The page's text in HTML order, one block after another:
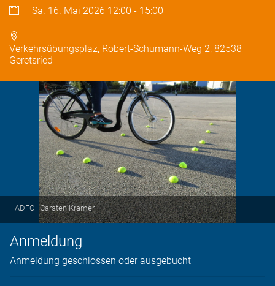
Sa. 16. Mai 2026 12:00 - 15:00
Verkehrsübungsplaz, Robert-Schumann-Weg 2, 82538
Geretsried
ADFC | Carsten Kramer
Anmeldung
Anmeldung geschlossen oder ausgebucht